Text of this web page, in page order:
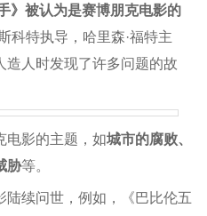
》被认为是赛博朋克电影的
科特执导，哈里森·福特主
造人时发现了许多问题的故
电影的主题，如城市的腐败、
胁等。
续问世，例如，《巴比伦五